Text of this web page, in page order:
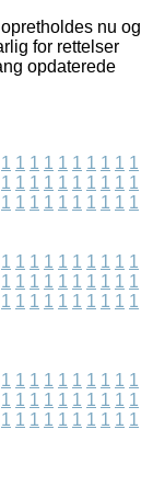
nu og
for rettelser
opdaterede
1 1 1 1 1 1 1 1 1 1
1 1 1 1 1 1 1 1 1 1
1 1 1 1 1 1 1 1 1 1
1 1 1 1 1 1 1 1 1 1
1 1 1 1 1 1 1 1 1 1
1 1 1 1 1 1 1 1 1 1
1 1 1 1 1 1 1 1 1 1
1 1 1 1 1 1 1 1 1 1
1 1 1 1 1 1 1 1 1 1